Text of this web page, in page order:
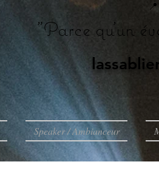
"Parce qu'un
Speaker / Ambianceur